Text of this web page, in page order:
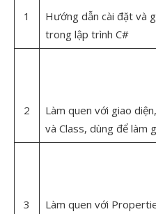
1
Hướng dẫn cài đặt và
trong lập trình C#
2
Làm quen với giao
và Class, dùng để làm
3
Làm quen với